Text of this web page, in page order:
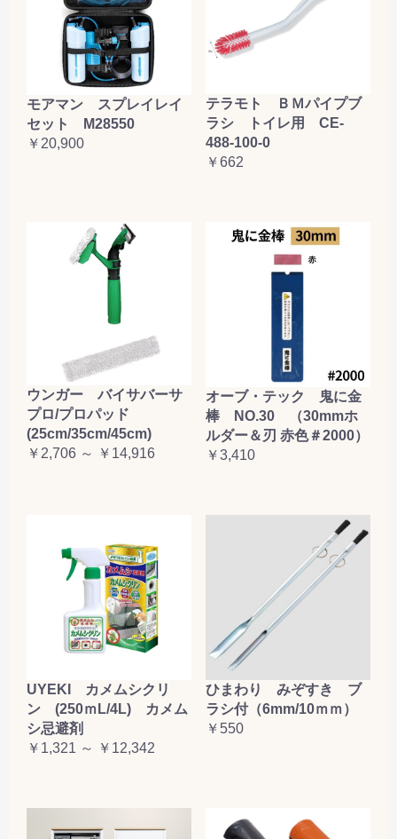
お買い物を続ける カートへ進む
モアマン スプレイレイ
セット M28550
￥20,900
テラモト ＢＭパイプブ
ラシ トイレ用 CE-
488-100-0
￥662
ウンガー バイサバーサ
プロ/プロパッド
(25cm/35cm/45cm)
￥2,706 ～ ￥14,916
オーブ・テック 鬼に金
棒 NO.30 （30mmホ
ルダー＆刃 赤色＃2000）
￥3,410
UYEKI カメムシクリ
ン (250ｍL/4L) カメム
シ忌避剤
￥1,321 ～ ￥12,342
ひまわり みぞすき ブ
ラシ付（6mm/10ｍｍ）
￥550